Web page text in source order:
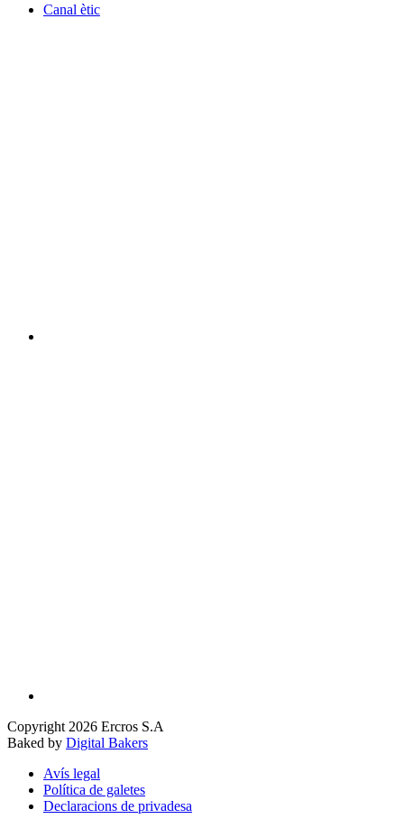
Canal ètic
Copyright 2026 Ercros S.A
Baked by Digital Bakers
Avís legal
Política de galetes
Declaracions de privadesa